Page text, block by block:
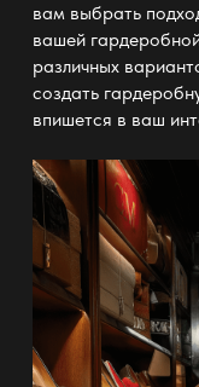
вам выбрать
вашей
различных
создать
впишется в ваш